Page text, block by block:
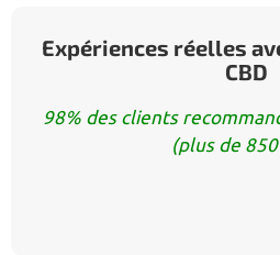
Expériences réelles
CBD
98% des clients
(plus de